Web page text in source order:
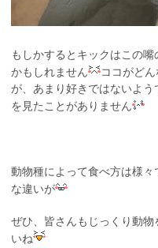
もしかするとキックはこの
かもしれません
ココがど
が、あまり好きではないよ
を見たことがありません
動物種によって食べ方は様々
な違いが
ぜひ、皆さんもじっくり動
いね